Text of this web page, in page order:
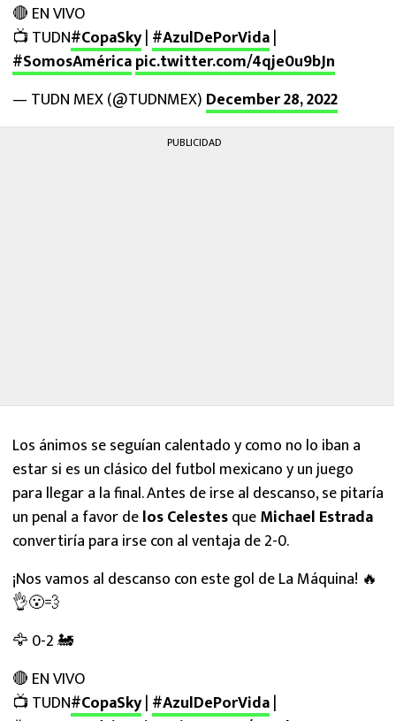
🔴 EN VIVO
📺 TUDN#CopaSky| #AzulDePorVida|
#SomosAméricapic.twitter.com/4qje0u9bJn
— TUDN MEX (@TUDNMEX) December 28, 2022
PUBLICIDAD
Los ánimos se seguían calentado y como no lo iban a
estar si es un clásico del futbol mexicano y un juego
para llegar a la final. Antes de irse al descanso, se pitaría
un penal a favor delos CelestesqueMichael Estrada
convertiría para irse con al ventaja de 2-0.
¡Nos vamos al descanso con este gol de La Máquina! 🔥
👌😮‍💨
🦅 0-2 🚂
🔴 EN VIVO
📺 TUDN#CopaSky| #AzulDePorVida|